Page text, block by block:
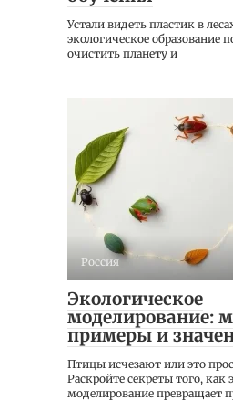
Устали видеть пластик в
экологическое образование
очистить планету и
Россия
Экологическое
моделирование:
примеры и
Птицы исчезают или это
Раскройте секреты того, как
моделирование превращает